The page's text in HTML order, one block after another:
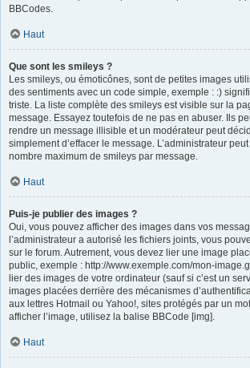
BBCodes.
Haut
Que sont les smileys ?
Les smileys, ou émoticônes, sont de petites images
des sentiments avec un code simple, exemple : :)
triste. La liste complète des smileys est visible sur la
message. Essayez toutefois de ne pas en abuser. Ils
rendre un message illisible et un modérateur peut
simplement d’effacer le message. L’administrateur
nombre maximum de smileys par message.
Haut
Puis-je publier des images ?
Oui, vous pouvez afficher des images dans vos
l’administrateur a autorisé les fichiers joints, vous
sur le forum. Autrement, vous devez lier une image
public, exemple : http://www.exemple.com/mon-
lier des images de votre ordinateur (sauf si c’est un
images placées derrière des mécanismes
aux lettres Hotmail ou Yahoo!, sites protégés par un
afficher l’image, utilisez la balise BBCode [img].
Haut